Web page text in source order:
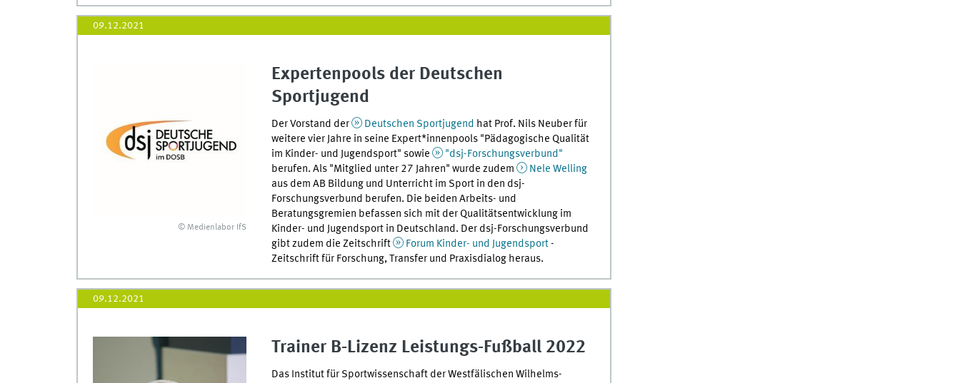
09.12.2021
© Medienlabor IfS
Expertenpools der Deutschen
Sportjugend
Der Vorstand der Deutschen Sportjugend hat Prof. Nils Neuber für
weitere vier Jahre in seine Expert*innenpools "Pädagogische Qualität
im Kinder- und Jugendsport" sowie
"dsj-Forschungsverbund"
berufen. Als "Mitglied unter 27 Jahren" wurde zudem
Nele Welling
aus dem AB Bildung und Unterricht im Sport in den dsj-
Forschungsverbund berufen. Die beiden Arbeits- und
Beratungsgremien befassen sich mit der Qualitätsentwicklung im
Kinder- und Jugendsport in Deutschland. Der dsj-Forschungsverbund
gibt zudem die Zeitschrift
Forum Kinder- und Jugendsport-
Zeitschrift für Forschung, Transfer und Praxisdialog heraus.
09.12.2021
Trainer B-Lizenz Leistungs-Fußball 2022
Das Institut für Sportwissenschaft der Westfälischen Wilhelms-